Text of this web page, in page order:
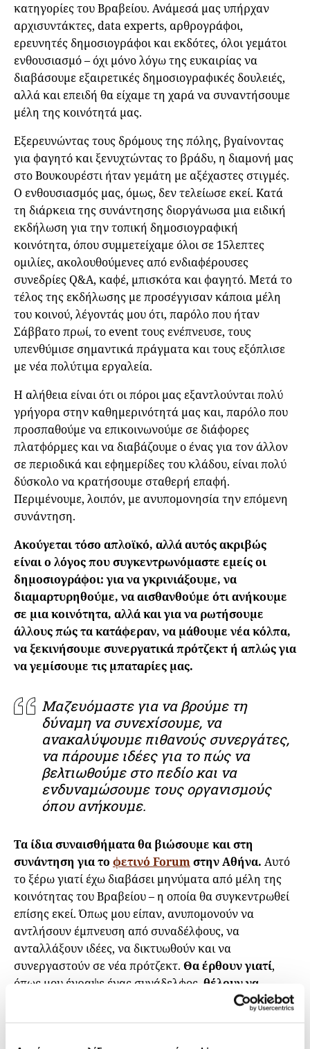
κατηγορίες του Βραβείου. Ανάμεσά μας υπήρχαν
αρχισυντάκτες, data experts, αρθρογράφοι,
ερευνητές δημοσιογράφοι και εκδότες, όλοι γεμάτοι
ενθουσιασμό – όχι μόνο λόγω της ευκαιρίας να
διαβάσουμε εξαιρετικές δημοσιογραφικές δουλειές,
αλλά και επειδή θα είχαμε τη χαρά να συναντήσουμε
μέλη της κοινότητά μας.
Εξερευνώντας τους δρόμους της πόλης, βγαίνοντας
για φαγητό και ξενυχτώντας το βράδυ, η διαμονή μας
στο Βουκουρέστι ήταν γεμάτη με αξέχαστες στιγμές.
Ο ενθουσιασμός μας, όμως, δεν τελείωσε εκεί. Κατά
τη διάρκεια της συνάντησης διοργάνωσα μια ειδική
εκδήλωση για την τοπική δημοσιογραφική
κοινότητα, όπου συμμετείχαμε όλοι σε 15λεπτες
ομιλίες, ακολουθούμενες από ενδιαφέρουσες
συνεδρίες Q&A, καφέ, μπισκότα και φαγητό. Μετά το
τέλος της εκδήλωσης με προσέγγισαν κάποια μέλη
του κοινού, λέγοντάς μου ότι, παρόλο που ήταν
Σάββατο πρωί, το event τους ενέπνευσε, τους
υπενθύμισε σημαντικά πράγματα και τους εξόπλισε
με νέα πολύτιμα εργαλεία.
Η αλήθεια είναι ότι οι πόροι μας εξαντλούνται πολύ
γρήγορα στην καθημερινότητά μας και, παρόλο που
προσπαθούμε να επικοινωνούμε σε διάφορες
πλατφόρμες και να διαβάζουμε ο ένας για τον άλλον
σε περιοδικά και εφημερίδες του κλάδου, είναι πολύ
δύσκολο να κρατήσουμε σταθερή επαφή.
Περιμένουμε, λοιπόν, με ανυπομονησία την επόμενη
συνάντηση.
Ακούγεται τόσο απλοϊκό, αλλά αυτός ακριβώς
είναι ο λόγος που συγκεντρωνόμαστε εμείς οι
δημοσιογράφοι: για να γκρινιάξουμε, να
διαμαρτυρηθούμε, να αισθανθούμε ότι ανήκουμε
σε μια κοινότητα, αλλά και για να ρωτήσουμε
άλλους πώς τα κατάφεραν, να μάθουμε νέα κόλπα,
να ξεκινήσουμε συνεργατικά πρότζεκτ ή απλώς για
να γεμίσουμε τις μπαταρίες μας.
Μαζευόμαστε για να βρούμε τη
δύναμη να συνεχίσουμε, να
ανακαλύψουμε πιθανούς συνεργάτες,
να πάρουμε ιδέες για το πώς να
βελτιωθούμε στο πεδίο και να
ενδυναμώσουμε τους οργανισμούς
όπου ανήκουμε.
Τα ίδια συναισθήματα θα βιώσουμε και στη
συνάντηση για το φετινό Forumστην Αθήνα. Αυτό
το ξέρω γιατί έχω διαβάσει μηνύματα από μέλη της
κοινότητας του Βραβείου – η οποία θα συγκεντρωθεί
επίσης εκεί. Όπως μου είπαν, ανυπομονούν να
αντλήσουν έμπνευση από συναδέλφους, να
ανταλλάξουν ιδέες, να δικτυωθούν και να
συνεργαστούν σε νέα πρότζεκτ. Θα έρθουν γιατί,
όπως μου έγραψε ένας συνάδελφος, θέλουν να
παρευρεθούν με ανθρώπους «που καταλαβαίνουν